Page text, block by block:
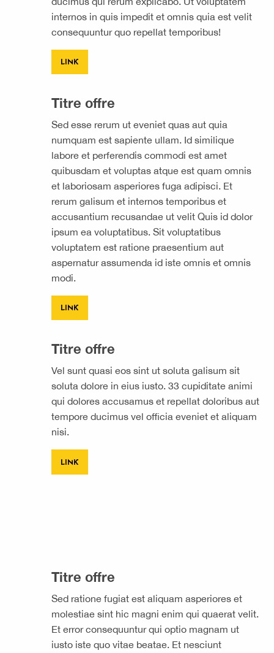
internos in quis impedit et omnis quia est velit
consequuntur quo repellat temporibus!
LINK
Titre offre
Sed esse rerum ut eveniet quas aut quia
numquam est sapiente ullam. Id similique
labore et perferendis commodi est amet
quibusdam et voluptas atque est quam omnis
et laboriosam asperiores fuga adipisci. Et
rerum galisum et internos temporibus et
accusantium recusandae ut velit Quis id dolor
ipsum ea voluptatibus. Sit voluptatibus
voluptatem est ratione praesentium aut
aspernatur assumenda id iste omnis et omnis
modi.
LINK
Titre offre
Vel sunt quasi eos sint ut soluta galisum sit
soluta dolore in eius iusto. 33 cupiditate animi
qui dolores accusamus et repellat doloribus aut
tempore ducimus vel officia eveniet et aliquam
nisi.
LINK
Titre offre
Sed ratione fugiat est aliquam asperiores et
molestiae sint hic magni enim qui quaerat velit.
Et error consequuntur qui optio magnam ut
iusto iste quo vitae beatae. Et nesciunt